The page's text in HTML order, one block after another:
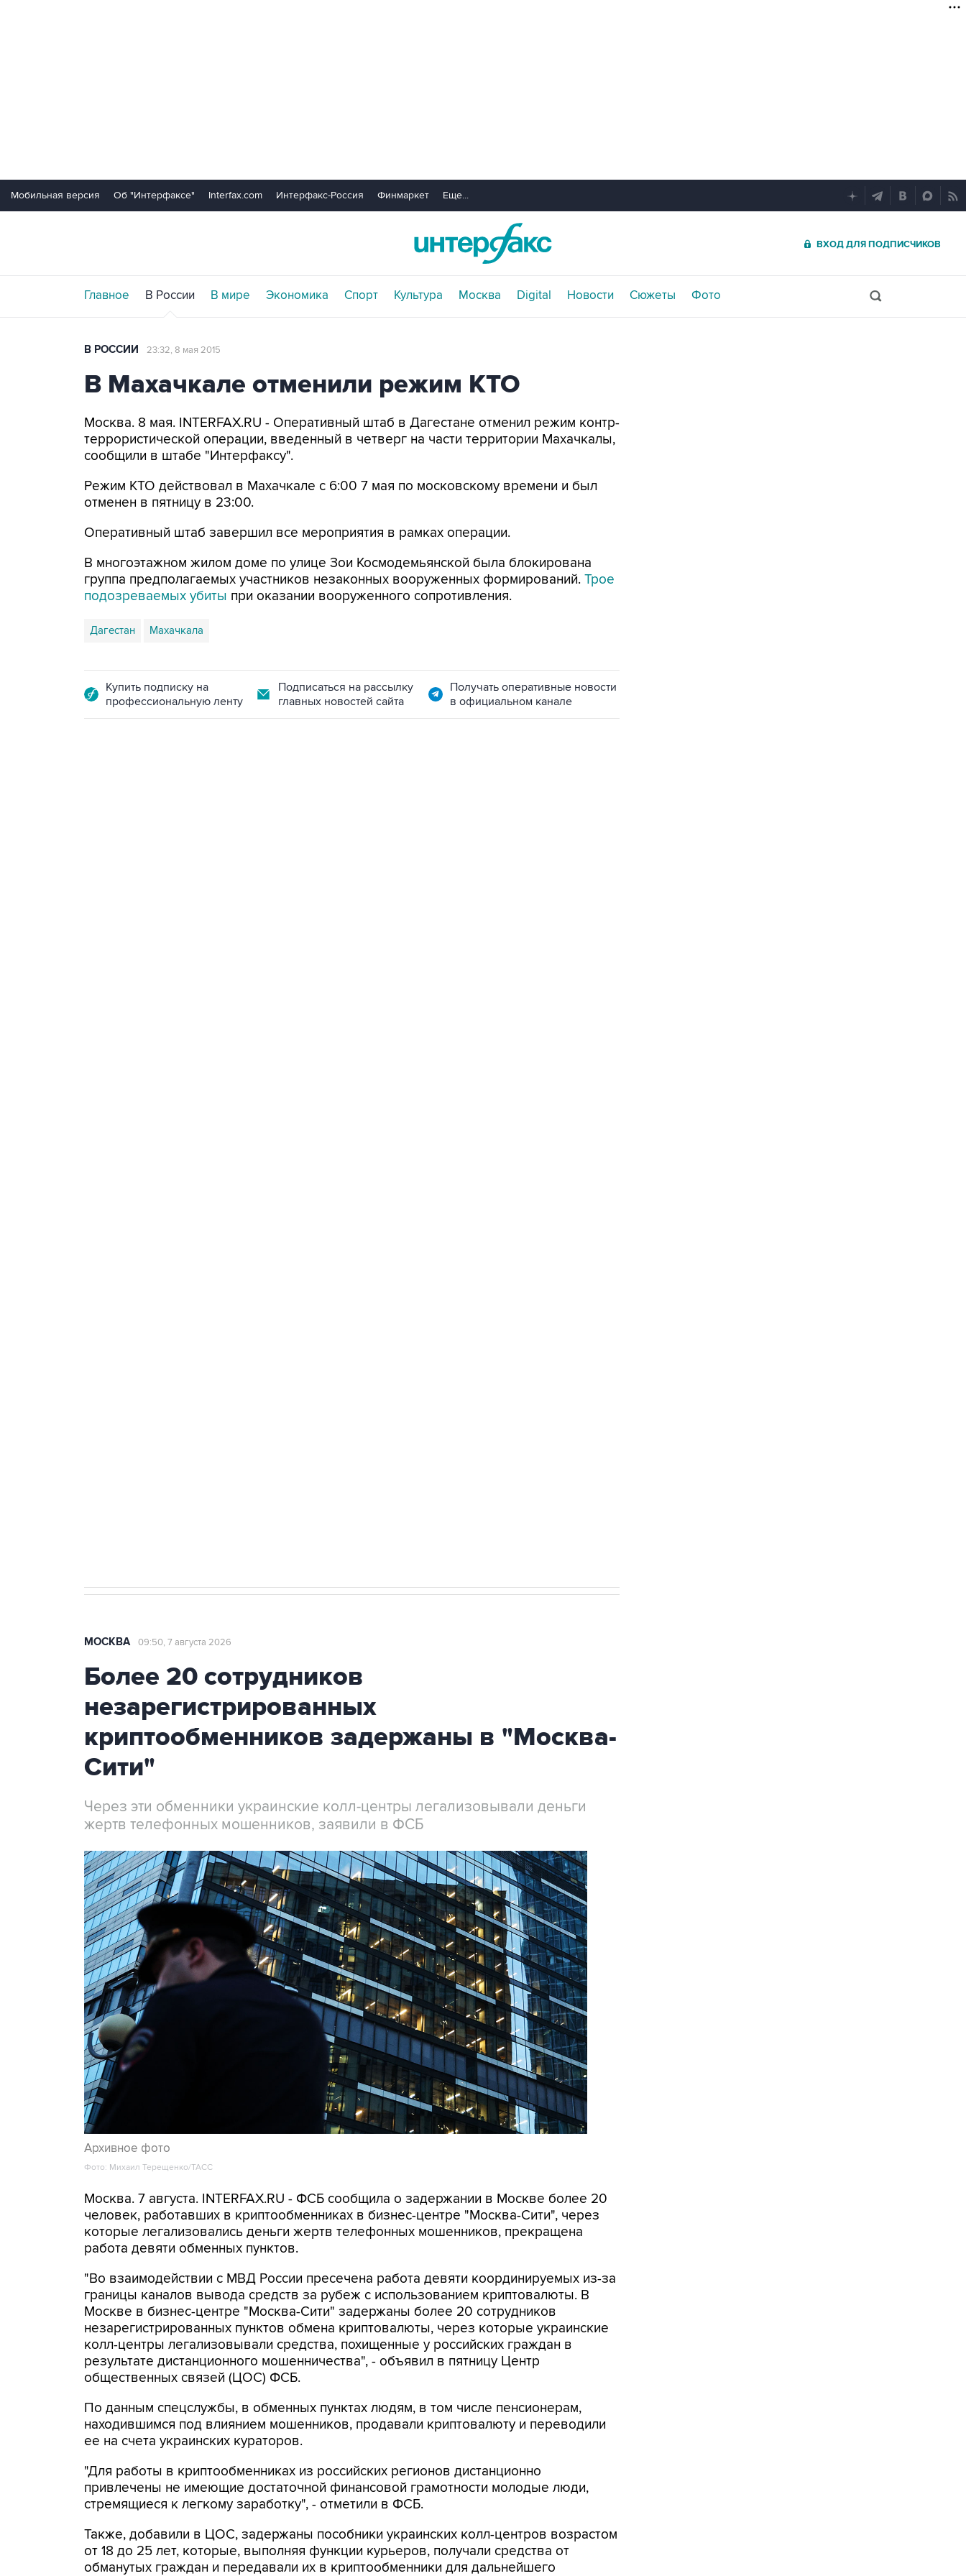
Мобильная версия Об "Интерфаксе" Interfax.com Интерфакс-Россия Финмаркет Еще...
ВХОД ДЛЯ ПОДПИСЧИКОВ
Главное В России В мире Экономика Спорт Культура Москва Digital Новости Сюжеты Фото
В РОССИИ 23:32, 8 мая 2015
В Махачкале отменили режим КТО
Москва. 8 мая. INTERFAX.RU - Оперативный штаб в Дагестане отменил режим контр-
террористической операции, введенный в четверг на части территории Махачкалы,
сообщили в штабе "Интерфаксу".
Режим КТО действовал в Махачкале с 6:00 7 мая по московскому времени и был
отменен в пятницу в 23:00.
Оперативный штаб завершил все мероприятия в рамках операции.
В многоэтажном жилом доме по улице Зои Космодемьянской была блокирована
группа предполагаемых участников незаконных вооруженных формирований. Трое
подозреваемых убиты при оказании вооруженного сопротивления.
Дагестан Махачкала
Купить подписку на
профессиональную ленту
Подписаться на рассылку
главных новостей сайта
Получать оперативные новости
в официальном канале
МОСКВА 09:50, 7 августа 2026
Более 20 сотрудников
незарегистрированных
криптообменников задержаны в "Москва-
Сити"
Через эти обменники украинские колл-центры легализовывали деньги
жертв телефонных мошенников, заявили в ФСБ
Архивное фото
Фото: Михаил Терещенко/ТАСС
Москва. 7 августа. INTERFAX.RU - ФСБ сообщила о задержании в Москве более 20
человек, работавших в криптообменниках в бизнес-центре "Москва-Сити", через
которые легализовались деньги жертв телефонных мошенников, прекращена
работа девяти обменных пунктов.
"Во взаимодействии с МВД России пресечена работа девяти координируемых из-за
границы каналов вывода средств за рубеж с использованием криптовалюты. В
Москве в бизнес-центре "Москва-Сити" задержаны более 20 сотрудников
незарегистрированных пунктов обмена криптовалюты, через которые украинские
колл-центры легализовывали средства, похищенные у российских граждан в
результате дистанционного мошенничества", - объявил в пятницу Центр
общественных связей (ЦОС) ФСБ.
По данным спецслужбы, в обменных пунктах людям, в том числе пенсионерам,
находившимся под влиянием мошенников, продавали криптовалюту и переводили
ее на счета украинских кураторов.
"Для работы в криптообменниках из российских регионов дистанционно
привлечены не имеющие достаточной финансовой грамотности молодые люди,
стремящиеся к легкому заработку", - отметили в ФСБ.
Также, добавили в ЦОС, задержаны пособники украинских колл-центров возрастом
от 18 до 25 лет, которые, выполняя функции курьеров, получали средства от
обманутых граждан и передавали их в криптообменники для дальнейшего